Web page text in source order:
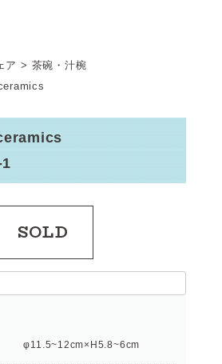
ア > 茶碗・汁椀
SOLD
φ11.5~12cm×H5.8~6cm